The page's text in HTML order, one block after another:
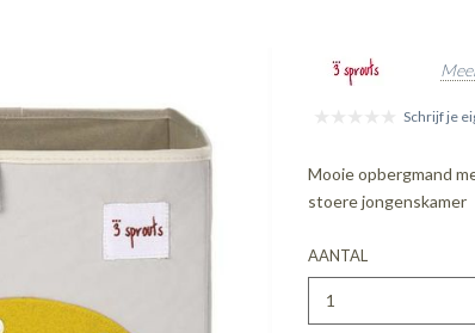
Schrijf je
Mooie opbergmand
stoere jongenskamer
AANTAL